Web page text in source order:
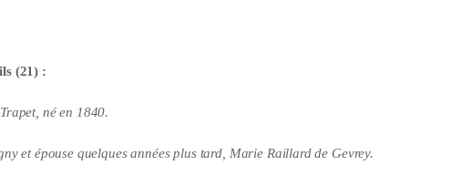
(21) :
né en 1840.
et épouse quelques années plus tard, Marie Raillard de Gevrey.